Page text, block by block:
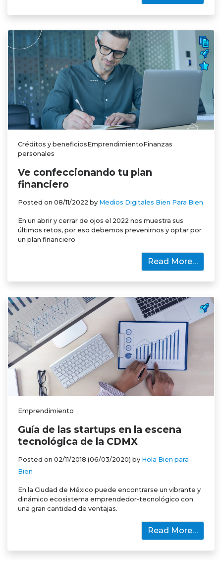
Créditos y beneficiosEmprendimientoFinanzas
personales
Ve confeccionando tu plan
financiero
Posted on 08/11/2022 by Medios Digitales Bien Para Bien
En un abrir y cerrar de ojos el 2022 nos muestra sus
últimos retos, por eso debemos prevenirnos y optar por
un plan financiero
Read More…
Emprendimiento
Guía de las startups en la escena
tecnológica de la CDMX
Posted on 02/11/2018 (06/03/2020) by Hola Bien para
Bien
En la Ciudad de México puede encontrarse un vibrante y
dinámico ecosistema emprendedor-tecnológico con
una gran cantidad de ventajas.
Read More…